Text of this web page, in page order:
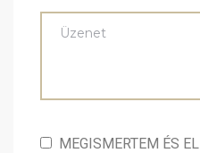
MEGISMERTEM ÉS